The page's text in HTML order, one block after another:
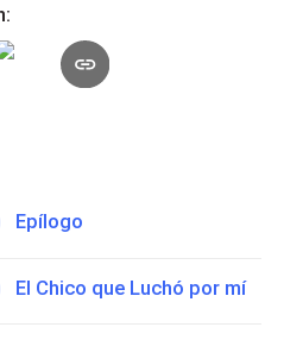
Epílogo
El Chico que Luchó por mí